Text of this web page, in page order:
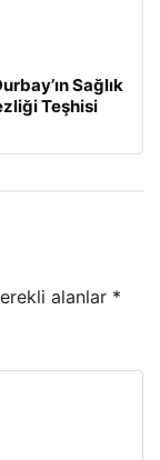
Sağlık
Teşhisi
alanlar *